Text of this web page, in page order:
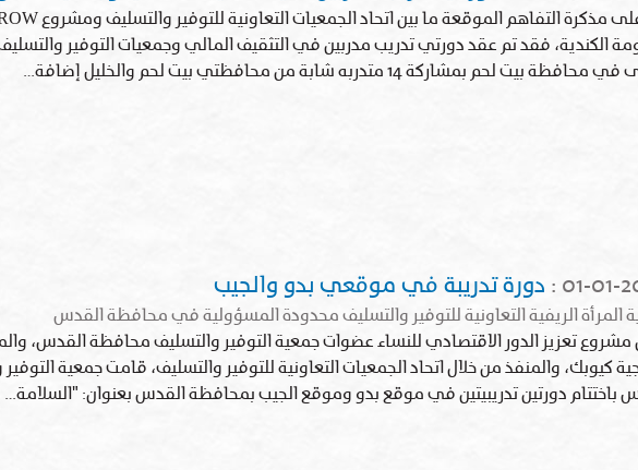
الكندية، فقد تم عقد دورتي تدريب مدربين في التثقيف المالي وجمعيات التوفير
بيت لحم بمشاركة 14 متدربه شابة من محافظتي بيت لحم والخليل إضافة…
01-01-
: دورة تدريبة في موقعي بدو والجيب
المرأة الريفية التعاونية للتوفير والتسليف محدودة المسؤولية في محافظة القدس
تعزيز الدور الاقتصادي للنساء عضوات جمعية التوفير والتسليف محافظة القدس،
كيوبك، والمنفذ من خلال اتحاد الجمعيات التعاونية للتوفير والتسليف، قامت جمعية
باختتام دورتين تدريبيتين في موقع بدو وموقع الجيب بمحافظة القدس بعنوان: "السلامة…